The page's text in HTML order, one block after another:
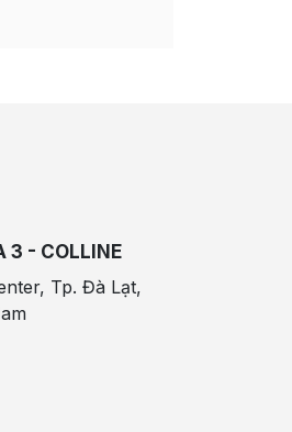
3 - COLLINE
Tp. Đà Lạt,